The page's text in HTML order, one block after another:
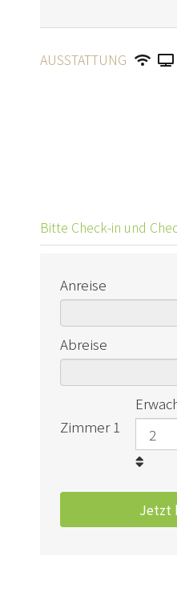
AUSSTATTUNG
Bitte Check-in und
Anreise
Abreise
Zimmer 1